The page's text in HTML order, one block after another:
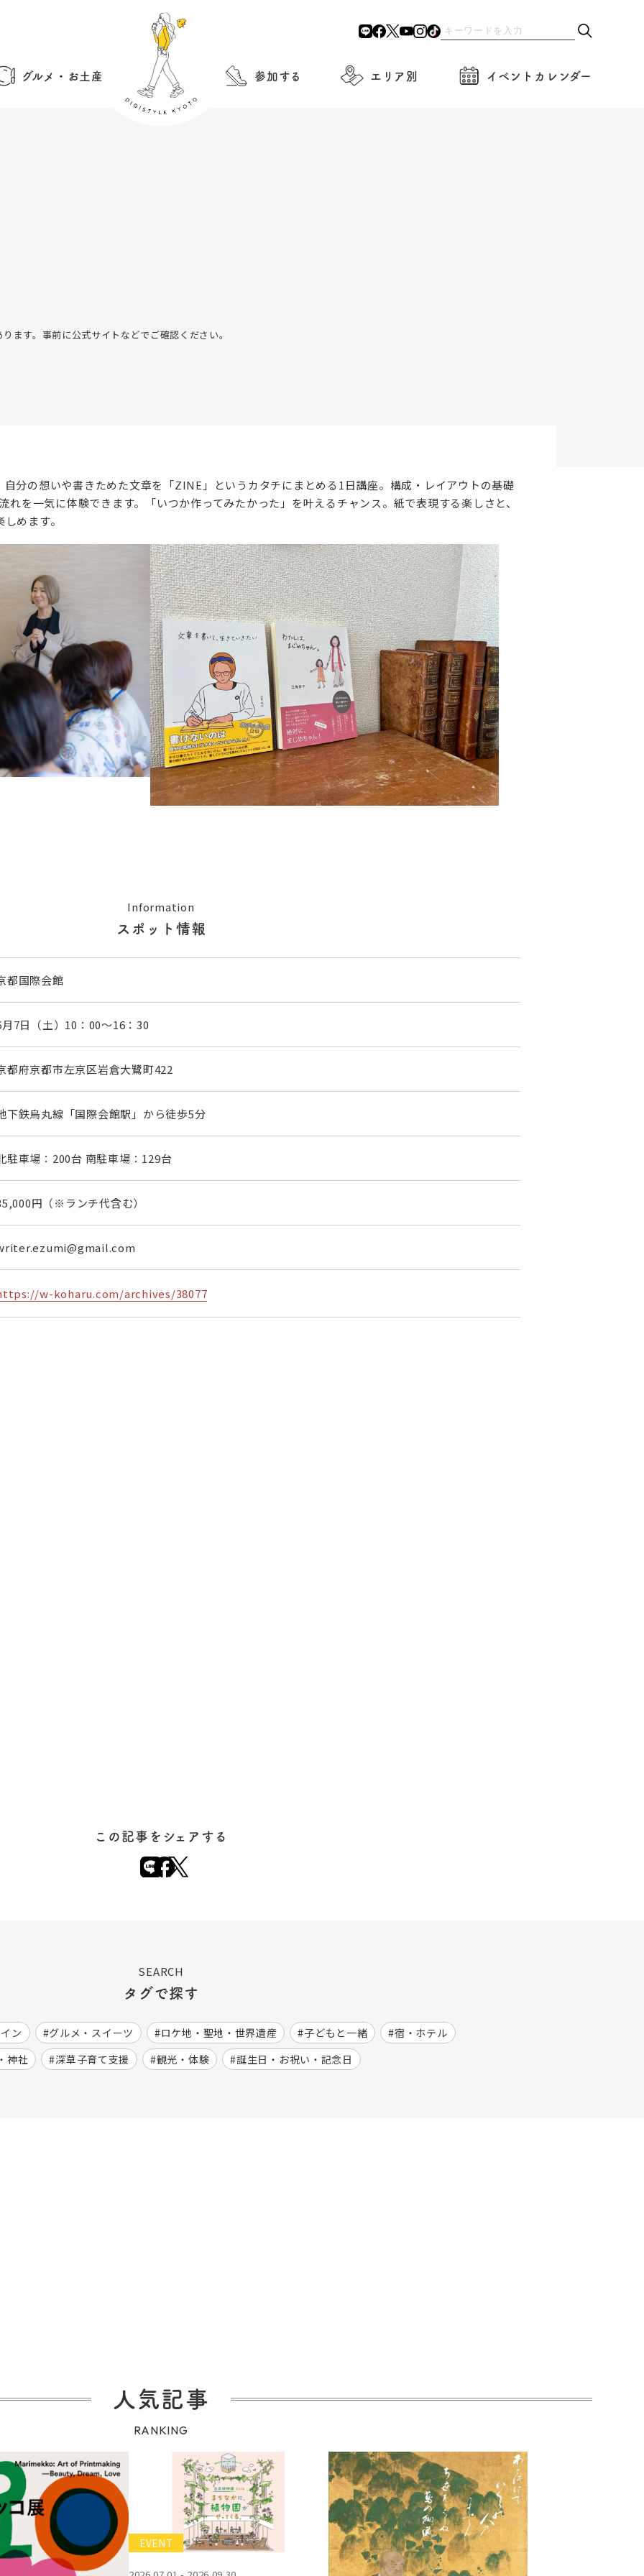
グルメ・お土産 参加する エリア別 イベントカレンダー
ます。事前に公式サイトなどでご確認ください。
分の想いや書きためた文章を「ZINE」というカタチにまとめる1日講座。構成・レイアウトの基礎
を一気に体験できます。「いつか作ってみたかった」を叶えるチャンス。紙で表現する楽しさと、
めます。
Information
スポット情報
都国際会館
7日（土）10：00～16：30
都府京都市左京区岩倉大鷺町422
下鉄烏丸線「国際会館駅」から徒歩5分
駐車場：200台 南駐車場：129台
円（※ランチ代含む）
w-koharu.com/archives/38077
この記事をシェアする
SEARCH
タグで探す
ン グルメ・スイーツ ロケ地・聖地・世界遺産 子どもと一緒
宿・ホテル
神社
深草子育て支援 観光・体験 誕生日・お祝い・記念日
人気記事
RANKING
EVENT